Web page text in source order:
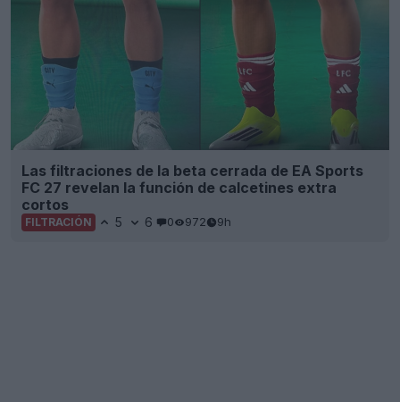
Las filtraciones de la beta cerrada de EA Sports
FC 27 revelan la función de calcetines extra
cortos
FILTRACIÓN 5 6 0 972 9h